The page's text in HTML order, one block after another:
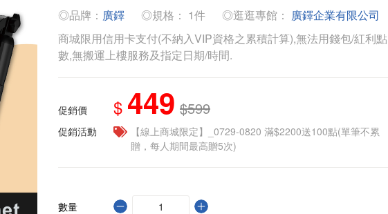
◎品牌： 廣鐸 ◎規格： 1件 ◎逛逛專館： 廣鐸企業有限公司
商城限用信用卡支付(不納入VIP資格之累積計算),無法用錢包/紅利點
數,無搬運上樓服務及指定日期/時間.
促銷價 $ 449 $599
促銷活動
【線上商城限定】_0729-0820 滿$2200送100點(單筆不累
贈，每人期間最高贈5次)
數量